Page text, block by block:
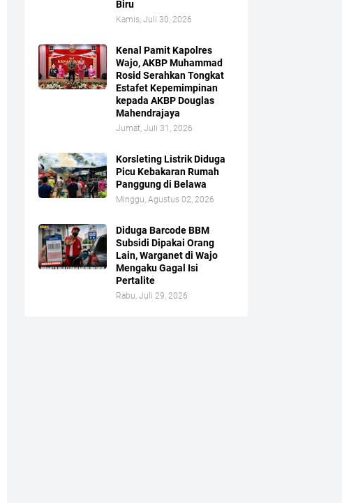
Biru
Kamis, Juli 30, 2026
Kenal Pamit Kapolres
Wajo, AKBP Muhammad
Rosid Serahkan Tongkat
Estafet Kepemimpinan
kepada AKBP Douglas
Mahendrajaya
Jumat, Juli 31, 2026
Korsleting Listrik Diduga
Picu Kebakaran Rumah
Panggung di Belawa
Minggu, Agustus 02, 2026
Diduga Barcode BBM
Subsidi Dipakai Orang
Lain, Warganet di Wajo
Mengaku Gagal Isi
Pertalite
Rabu, Juli 29, 2026